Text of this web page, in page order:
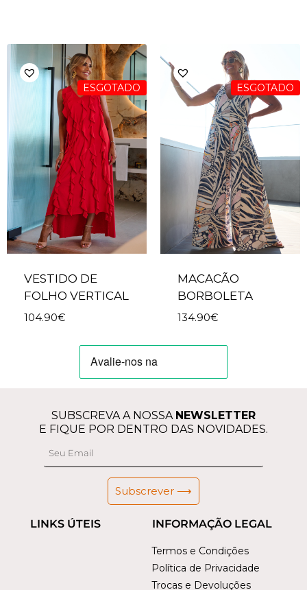
ESGOTADO
VESTIDO DE
FOLHO VERTICAL
104.90€
ESGOTADO
MACACÃO
BORBOLETA
134.90€
INFORMAÇÃO LEGAL
Termos e Condições
Política de Privacidade
Trocas e Devoluções
LINKS ÚTEIS
SUBSCREVA A NOSSA NEWSLETTER
E FIQUE POR DENTRO DAS NOVIDADES.
Subscrever ⟶